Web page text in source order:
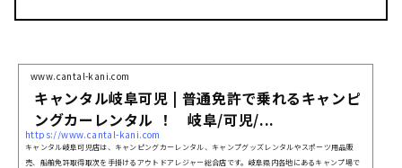
www.cantal-kani.com
キャンタル岐阜可児 | 普通免許で乗れるキャンピ
ングカーレンタル ！ 岐阜/可児/...
https://www.cantal-kani.com
キャンタル岐阜可児店は、キャンピングカーレンタル、キャンプグッズレンタルやスポーツ用品販
売、船舶免許取得取次を手掛けるアウトドアレジャー総合店です。岐阜県内各地にあるキャンプ場で